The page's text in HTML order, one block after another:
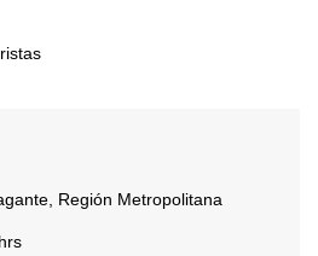
Región Metropolitana